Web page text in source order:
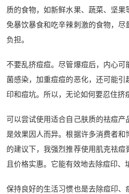
质的食物，如新鲜水果、蔬菜、坚
免暴饮暴食和吃辛辣刺激的食物，
负担。
不要乱挤痘痘。尽管爆痘后，内心
菌感染，加重痘痘的恶化，还可能
印和痘坑。所以，无论如何要忍住挤
可以尝试使用适合自己肤质的祛痘
是效果因人而异。根据许多消费者
的建议下，我强烈推荐使用肌克祛
且价格实惠。它能有效地去除痘印、
保持良好的生活习惯也是去除痘印